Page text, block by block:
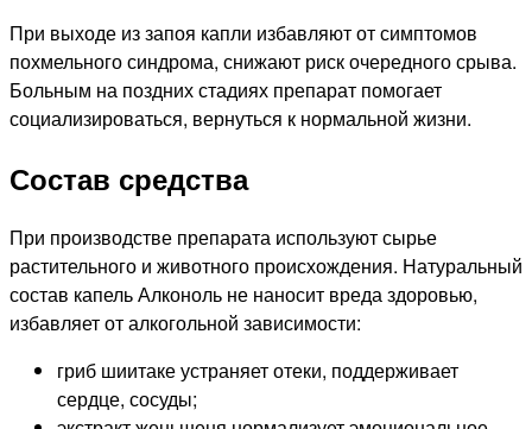
При выходе из запоя капли избавляют от симптомов
похмельного синдрома, снижают риск очередного срыва.
Больным на поздних стадиях препарат помогает
социализироваться, вернуться к нормальной жизни.
Состав средства
При производстве препарата используют сырье
растительного и животного происхождения. Натуральный
состав капель Алконоль не наносит вреда здоровью,
избавляет от алкогольной зависимости:
гриб шиитаке устраняет отеки, поддерживает
сердце, сосуды;